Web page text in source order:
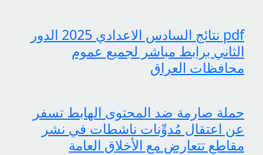
pdf نتائج السادس الاعدادي 2025 الدور
الثاني برابط مباشر لجميع عموم
محافظات العراق
حملة صارمة ضد المحتوى الهابط تسفر
عن اعتقال مُدوِّنات ناشطات في نشر
مقاطع تتعارض مع الأخلاق العامة